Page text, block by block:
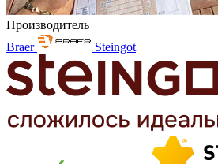
Производитель
Braer
Steingot